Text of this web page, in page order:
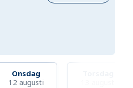
Onsdag
12 augusti